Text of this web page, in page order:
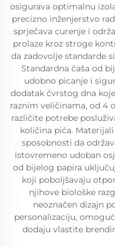
osigurava optimalnu
precizno inženjerstvo
sprječava curenje i
prolaze kroz stroge
da zadovolje standarde
Standardna čaša od
udobno picanje i
dodatak čvrstog dna
raznim veličinama, od 4
različite potrebe
količina pića.
sposobnosti da
istovremeno udoban
od bijelog papira
koji poboljšavaju
njihove biološke
neoznačen dizajn
personalizaciju,
dodaju vlastite